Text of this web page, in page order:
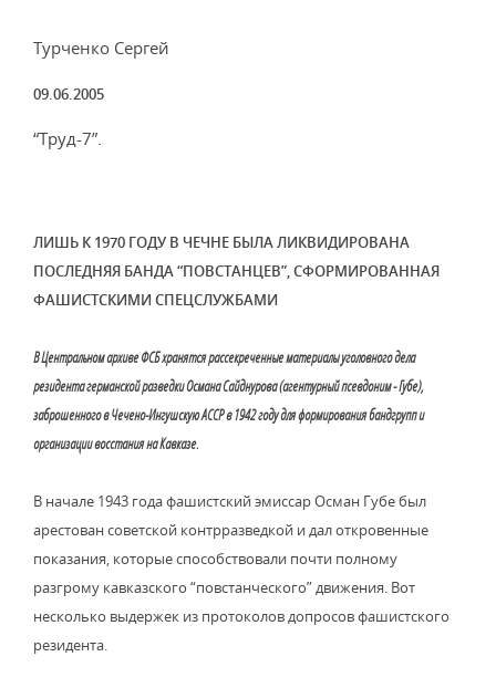
Турченко Сергей
09.06.2005
“Труд-7”.
ЛИШЬ К 1970 ГОДУ В ЧЕЧНЕ БЫЛА ЛИКВИДИРОВАНА
ПОСЛЕДНЯЯ БАНДА “ПОВСТАНЦЕВ”, СФОРМИРОВАННАЯ
ФАШИСТСКИМИ СПЕЦСЛУЖБАМИ
В Центральном архиве ФСБ хранятся рассекреченные материалы уголовного дела
резидента германской разведки Османа Сайднурова (агентурный псевдоним - Губе),
заброшенного в Чечено-Ингушскую АССР в 1942 году для формирования бандгрупп и
организации восстания на Кавказе.
В начале 1943 года фашистский эмиссар Осман Губе был
арестован советской контрразведкой и дал откровенные
показания, которые способствовали почти полному
разгрому кавказского “повстанческого” движения. Вот
несколько выдержек из протоколов допросов фашистского
резидента.